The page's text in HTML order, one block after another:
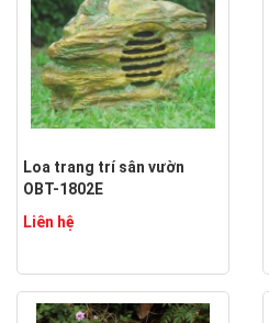
Loa trang trí sân vườn
OBT-1802E
Liên hệ